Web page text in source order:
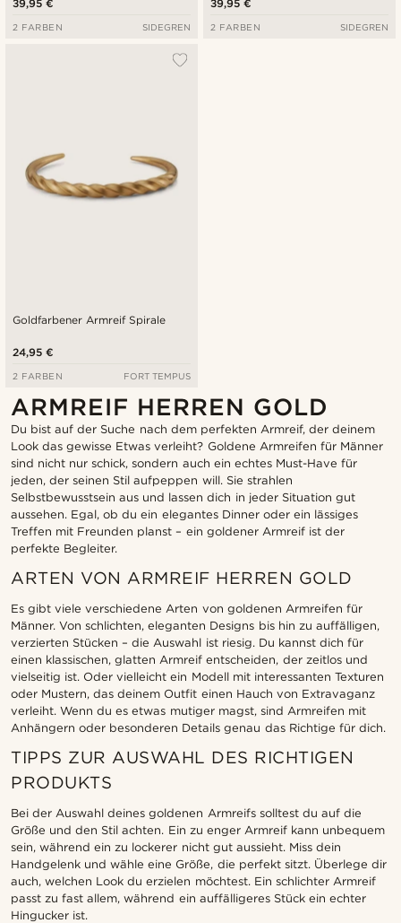
39,95 €
2 FARBEN SIDEGREN
39,95 €
2 FARBEN SIDEGREN
Goldfarbener Armreif Spirale
24,95 €
2 FARBEN FORT TEMPUS
ARMREIF HERREN GOLD
Du bist auf der Suche nach dem perfekten Armreif, der deinem
Look das gewisse Etwas verleiht? Goldene Armreifen für Männer
sind nicht nur schick, sondern auch ein echtes Must-Have für
jeden, der seinen Stil aufpeppen will. Sie strahlen
Selbstbewusstsein aus und lassen dich in jeder Situation gut
aussehen. Egal, ob du ein elegantes Dinner oder ein lässiges
Treffen mit Freunden planst – ein goldener Armreif ist der
perfekte Begleiter.
ARTEN VON ARMREIF HERREN GOLD
Es gibt viele verschiedene Arten von goldenen Armreifen für
Männer. Von schlichten, eleganten Designs bis hin zu auffälligen,
verzierten Stücken – die Auswahl ist riesig. Du kannst dich für
einen klassischen, glatten Armreif entscheiden, der zeitlos und
vielseitig ist. Oder vielleicht ein Modell mit interessanten Texturen
oder Mustern, das deinem Outfit einen Hauch von Extravaganz
verleiht. Wenn du es etwas mutiger magst, sind Armreifen mit
Anhängern oder besonderen Details genau das Richtige für dich.
TIPPS ZUR AUSWAHL DES RICHTIGEN
PRODUKTS
Bei der Auswahl deines goldenen Armreifs solltest du auf die
Größe und den Stil achten. Ein zu enger Armreif kann unbequem
sein, während ein zu lockerer nicht gut aussieht. Miss dein
Handgelenk und wähle eine Größe, die perfekt sitzt. Überlege dir
auch, welchen Look du erzielen möchtest. Ein schlichter Armreif
passt zu fast allem, während ein auffälligeres Stück ein echter
Hingucker ist.